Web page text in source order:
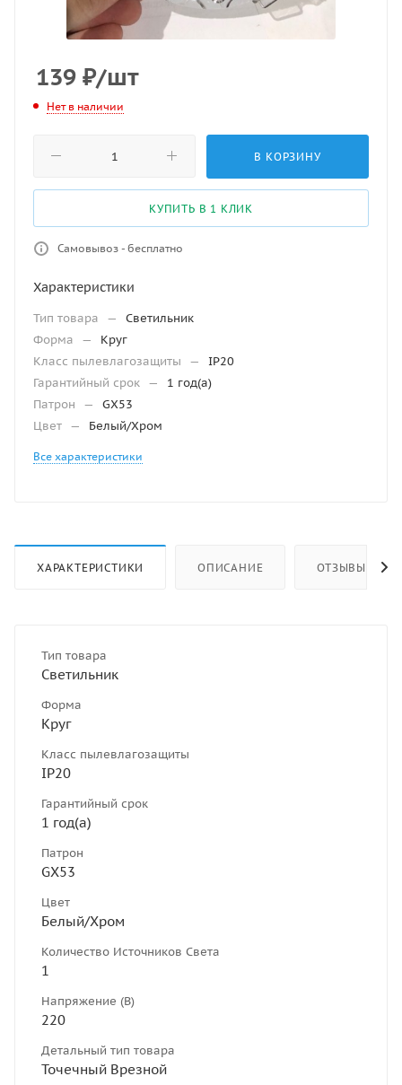
139 ₽/шт
Нет в наличии
В КОРЗИНУ
КУПИТЬ В 1 КЛИК
Самовывоз - бесплатно
Характеристики
Тип товара —
Светильник
Форма
—
Круг
Класс пылевлагозащиты
—
IP20
Гарантийный срок —
1 год(а)
Патрон
—
GX53
Цвет — Белый/Хром
Все характеристики
ХАРАКТЕРИСТИКИ ОПИСАНИЕ ОТЗЫВЫ
Тип товара
Светильник
Форма
Круг
Класс пылевлагозащиты
IP20
Гарантийный срок
1 год(а)
Патрон
GX53
Цвет
Белый/Хром
Количество Источников Света
1
Напряжение (В)
220
Детальный тип товара
Точечный Врезной